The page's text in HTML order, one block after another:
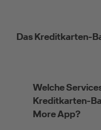
Das Kreditkarten-
Welche
Kreditkarten-
More App?
gewünschten Antrag.
Geschäftliche